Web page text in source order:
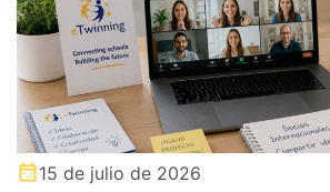
15 de julio de 2026